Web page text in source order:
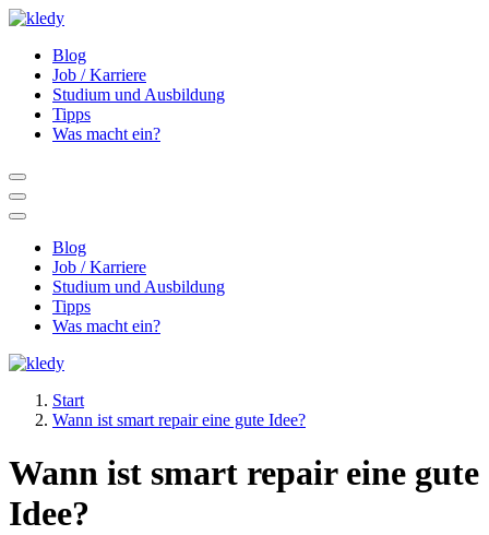
Zum
springen
So klappt es mit dem neuen Job und der Karriere.
Blog
Job / Karriere
Studium und Ausbildung
Tipps
Was macht ein?
Blog
Job / Karriere
Studium und Ausbildung
Tipps
Was macht ein?
So klappt es mit dem neuen Job und der Karriere.
Start
Wann ist smart repair eine gute Idee?
Wann ist smart repair eine gute
Idee?